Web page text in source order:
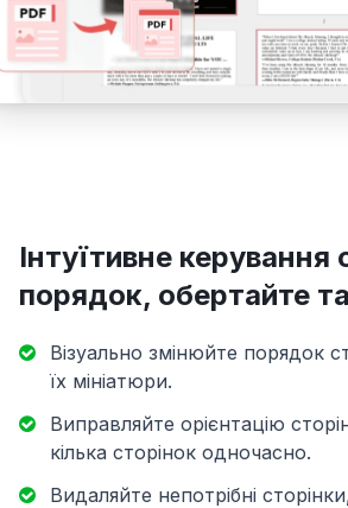
Інтуїтивне
порядок, обертайте
Візуально змінюйте порядок
їх мініатюри.
Виправляйте орієнтацію
кілька сторінок одночасно.
Видаляйте непотрібні